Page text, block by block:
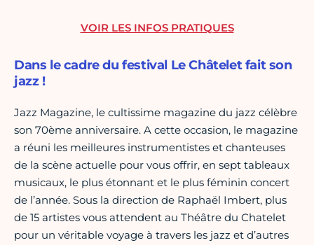
Dans le cadre du festival Le Châtelet fait son
jazz !
Jazz Magazine, le cultissime magazine du jazz célèbre
son 70ème anniversaire. A cette occasion, le magazine
a réuni les meilleures instrumentistes et chanteuses
de la scène actuelle pour vous offrir, en sept tableaux
musicaux, le plus étonnant et le plus féminin concert
de l’année. Sous la direction de Raphaël Imbert, plus
de 15 artistes vous attendent au Théâtre du Chatelet
pour un véritable voyage à travers les jazz et d’autres
VOIR LES INFOS PRATIQUES